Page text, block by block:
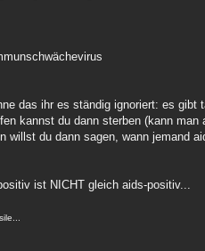
das ihr es ständig ignoriert: es
kannst du dann sterben (kann
willst du dann sagen, wann jemand
ist NICHT gleich aids-positiv...